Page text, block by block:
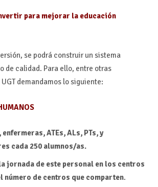
para mejorar la educación
se podrá construir un sistema
de calidad. Para ello, entre otras
demandamos lo siguiente:
ATEs, ALs, PTs, y
cada 250 alumnos/as.
jornada de este personal en los centros
número de centros que comparten.